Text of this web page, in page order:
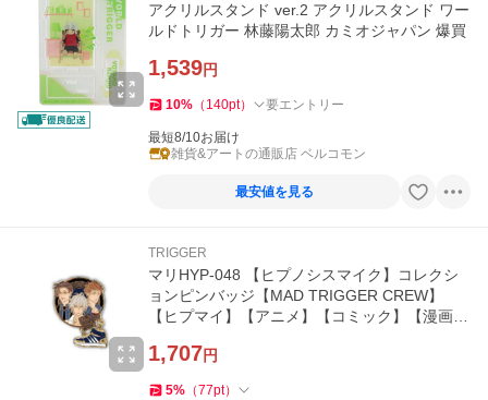
アクリルスタンド ver.2 アクリルスタンド ワー
ルドトリガー 林藤陽太郎 カミオジャパン 爆買
1,539円
10% （ 140pt） 要エントリー
最短8/10お届け
雑貨&アートの通販店 ベルコモン
最安値を見る
TRIGGER
マリHYP-048 【ヒプノシスマイク】コレクシ
ョンピンバッジ【MAD TRIGGER CREW】
【ヒプマイ】【アニメ】【コミック】【漫画】
1,707円
5% （77pt）